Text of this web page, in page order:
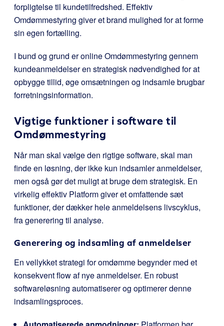
forpligtelse til kundetilfredshed. Effektiv
Omdømmestyring giver et brand mulighed for at forme
sin egen fortælling.
I bund og grund er online Omdømmestyring gennem
kundeanmeldelser en strategisk nødvendighed for at
opbygge tillid, øge omsætningen og indsamle brugbar
forretningsinformation.
Vigtige funktioner i software til
Omdømmestyring
Når man skal vælge den rigtige software, skal man
finde en løsning, der ikke kun indsamler anmeldelser,
men også gør det muligt at bruge dem strategisk. En
virkelig effektiv Platform giver et omfattende sæt
funktioner, der dækker hele anmeldelsens livscyklus,
fra generering til analyse.
Generering og indsamling af anmeldelser
En vellykket strategi for omdømme begynder med et
konsekvent flow af nye anmeldelser. En robust
softwareløsning automatiserer og optimerer denne
indsamlingsproces.